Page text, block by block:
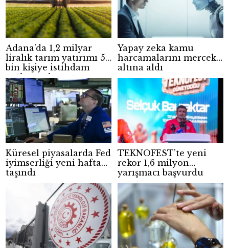
Adana’da 1,2 milyar
liralık tarım yatırımı 5
bin kişiye istihdam
sağlayacak
Yapay zeka kamu
harcamalarını mercek
altına aldı
Küresel piyasalarda Fed
iyimserliği yeni haftaya
taşındı
TEKNOFEST’te yeni
rekor 1,6 milyon
yarışmacı başvurdu